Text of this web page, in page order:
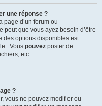
une réponse ?
d’un forum ou
peut que vous ayez besoin d’être
des options disponibles est
: Vous pouvez poster de
etc.
?
vous ne pouvez modifier ou